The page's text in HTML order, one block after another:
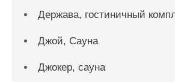
Держава, гостиничный
Джой, Сауна
Джокер, сауна